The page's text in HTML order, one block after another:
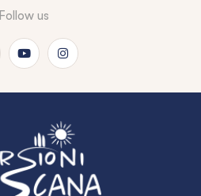
Follow us